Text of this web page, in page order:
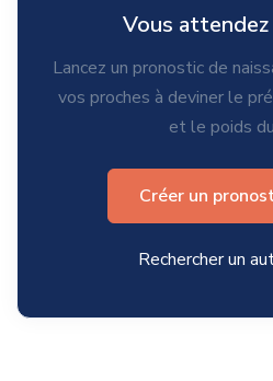
Vous attendez
Lancez un pronostic de
vos proches à deviner le
et le poids
Créer un
Rechercher un